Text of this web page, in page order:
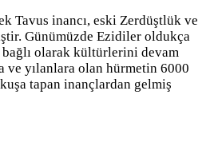
Tavus inancı, eski Zerdüştlük ve
Günümüzde Ezidiler oldukça
olarak kültürlerini devam
ve yılanlara olan hürmetin 6000
tapan inançlardan gelmiş